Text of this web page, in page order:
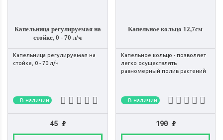
Капельница регулируемая на
стойке, 0 - 70 л/ч
Капельница регулируемая на
стойке, 0 - 70 л/ч
В наличии
45₽
Капельное кольцо 12,7см
Капельное кольцо - позволяет
легко осуществлять
равномерный полив растений
В наличии
190 ₽